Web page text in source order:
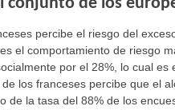
conjunto de los
percibe el riesgo del
el comportamiento de riesgo
por el 28%, lo cual es
los franceses percibe que el
de la tasa del 88% de los